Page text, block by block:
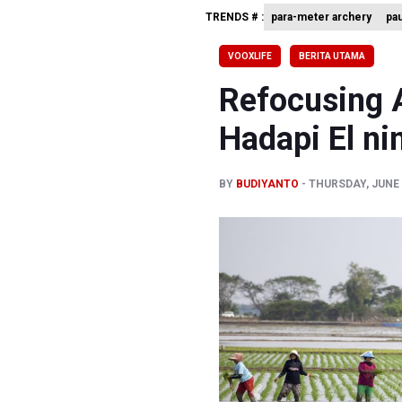
BPIP:
BNPB
TRENDS # : para-meter archery
VOOXLIFE BERITA UTAMA
Refocusing
Hadapi El
BY BUDIYANTO THURSDAY,